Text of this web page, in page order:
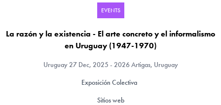
EVENTS
La razón y la existencia - El arte concreto y el informalismo
en Uruguay (1947-1970)
Uruguay27 Dec, 2025 - 2026 Artigas, Uruguay
Exposición Colectiva
Sitios web